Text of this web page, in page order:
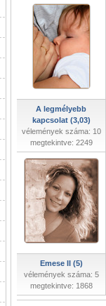
A legmélyebb
kapcsolat (3,03)
vélemények száma: 10
megtekintve: 2249
Emese II (5)
vélemények száma: 5
megtekintve: 1868